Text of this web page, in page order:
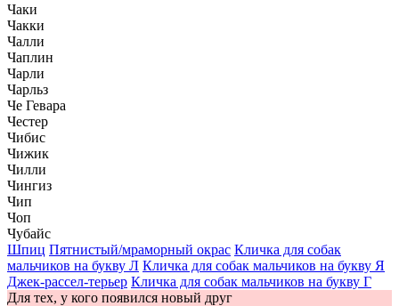
Чаки
Чакки
Чалли
Чаплин
Чарли
Чарльз
Че Гевара
Честер
Чибис
Чижик
Чилли
Чингиз
Чип
Чоп
Чубайс
Шпиц Пятнистый/мраморный окрас Кличка для собак
мальчиков на букву Л Кличка для собак мальчиков на букву Я
Джек-рассел-терьер Кличка для собак мальчиков на букву Г
Для тех, у кого появился новый друг